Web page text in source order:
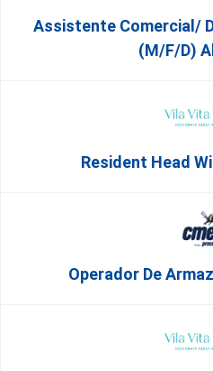
Assistente Comercial/
(m/f/d)
Resident Head
Operador De